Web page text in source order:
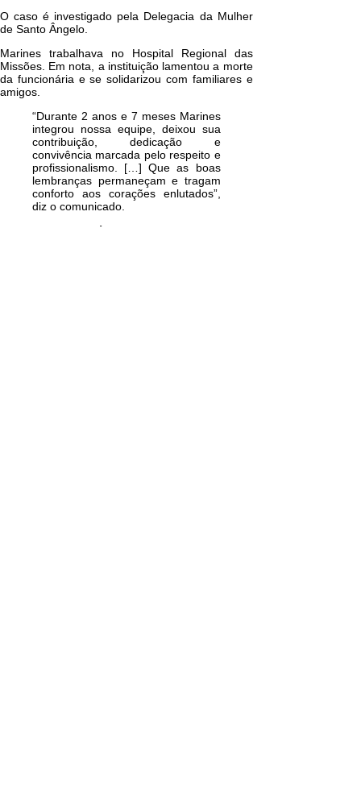
O caso é investigado pela Delegacia da Mulher
de Santo Ângelo.
Marines trabalhava no Hospital Regional das
Missões. Em nota, a instituição lamentou a morte
da funcionária e se solidarizou com familiares e
amigos.
“Durante 2 anos e 7 meses Marines
integrou nossa equipe, deixou sua
contribuição, dedicação e
convivência marcada pelo respeito e
profissionalismo. […] Que as boas
lembranças permaneçam e tragam
conforto aos corações enlutados”,
diz o comunicado.
Confira a nota na íntegra: